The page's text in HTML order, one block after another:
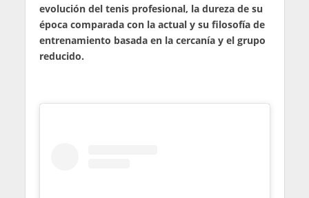
evolución del tenis profesional, la dureza de su
época comparada con la actual y su filosofía de
entrenamiento basada en la cercanía y el grupo
reducido.